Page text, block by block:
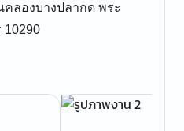
ลองบางปลากด พระ
10290